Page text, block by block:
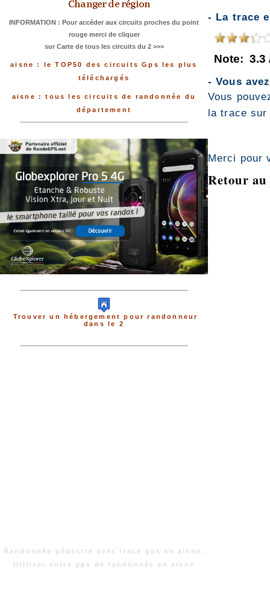
INFORMATION : Pour accéder aux circuits proches du point
rouge merci de cliquer
sur Carte de tous les circuits du 2 >>>
aisne : le TOP50 des circuits Gps les plus
téléchargés
aisne : tous les circuits de randonnée du
département
Trouver un hébergement pour randonneur
dans le 2
Randonnée pédestre avec trace gps en aisne.
Utiliser votre gps de randonnée en aisne
- La trace
Note: 3.3
- Vous
Vous
la trace
Merci pour
Retour